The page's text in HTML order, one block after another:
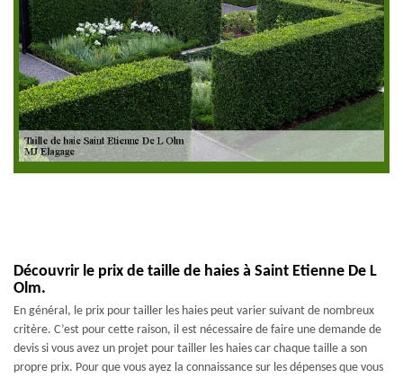
Découvrir le prix de taille de haies à Saint Etienne De L
Olm.
En général, le prix pour tailler les haies peut varier suivant de nombreux
critère. C’est pour cette raison, il est nécessaire de faire une demande de
devis si vous avez un projet pour tailler les haies car chaque taille a son
propre prix. Pour que vous ayez la connaissance sur les dépenses que vous